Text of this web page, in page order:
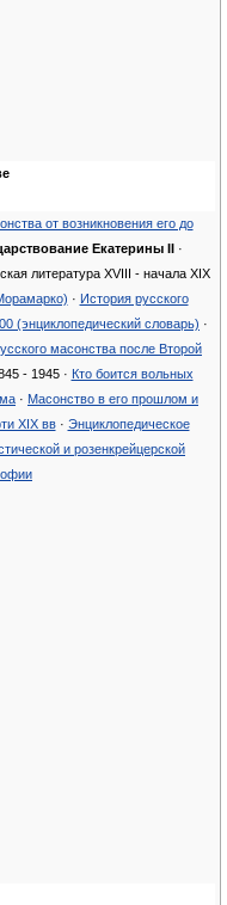
от возникновения его до
Екатерины II·
литература XVIII - начала XIX
· История русского
(энциклопедический словарь) ·
масонства после Второй
- 1945 · Кто боится вольных
· Масонство в его прошлом и
XIX вв· Энциклопедическое
и розенкрейцерской